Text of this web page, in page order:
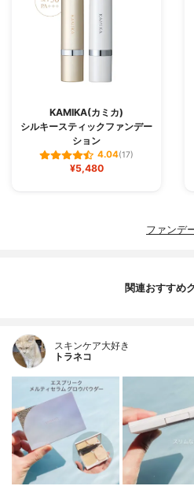
KAMIKA(カミカ)
シルキースティックファンデー
ション
4.04(17)
¥5,480
ファンデ
関連おすすめ
スキンケア大好き
トラネコ